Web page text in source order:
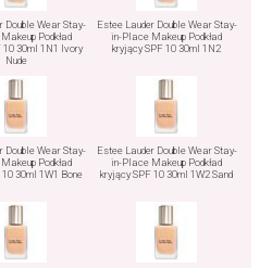
Double Wear Stay-
Podkład
10 30ml 1N1 Ivory
Nude
Estee Lauder Double Wear Stay-
in-Place Makeup Podkład
kryjący SPF 10 30ml 1N2
Double Wear Stay-
Podkład
30ml 1W1 Bone
Estee Lauder Double Wear Stay-
in-Place Makeup Podkład
kryjący SPF 10 30ml 1W2 Sand